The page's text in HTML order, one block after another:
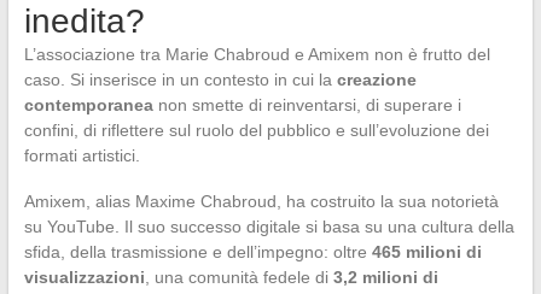
inedita?
L’associazione tra Marie Chabroud e Amixem non è frutto del
caso. Si inserisce in un contesto in cui la creazione
contemporaneanon smette di reinventarsi, di superare i
confini, di riflettere sul ruolo del pubblico e sull’evoluzione dei
formati artistici.
Amixem, alias Maxime Chabroud, ha costruito la sua notorietà
su YouTube. Il suo successo digitale si basa su una cultura della
sfida, della trasmissione e dell’impegno: oltre 465 milioni di
visualizzazioni , una comunità fedele di 3,2 milioni di